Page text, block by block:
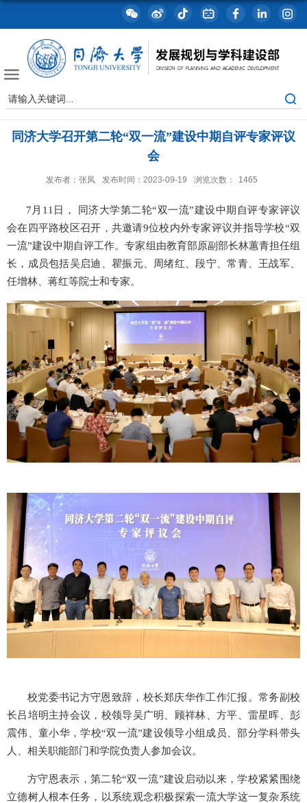
同济大学召开第二轮“双一流”建设中期自评专家评议
会
发布者：张凤 发布时间：2023-09-19 浏览次数： 1465
7 月 11 日， 同济大学第二轮“双一流”建设中期自评专家评议
会在四平路校区召开，共邀请9位校内外专家评议并指导学校“双
一流”建设中期自评工作。专家组由教育部原副部长林蕙青担任组
长，成员包括吴启迪、瞿振元、周绪红、段宁、常青、王战军、
任增林、蒋红等院士和专家。
校党委书记方守恩致辞，校长郑庆华作工作汇报。常务副校
长吕培明主持会议，校领导吴广明、顾祥林、方平、雷星晖、彭
震伟、童小华，学校“双一流”建设领导小组成员、部分学科带头
人、相关职能部门和学院负责人参加会议。
方守恩表示，第二轮“双一流”建设启动以来，学校紧紧围绕
立德树人根本任务，以系统观念积极探索一流大学这一复杂系统